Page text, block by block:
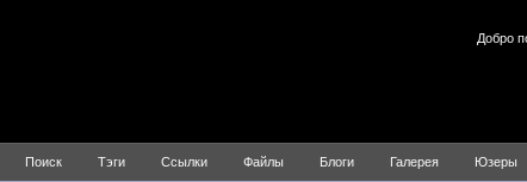
Добро
Поиск Тэги Ссылки Файлы Блоги Галерея Юзеры